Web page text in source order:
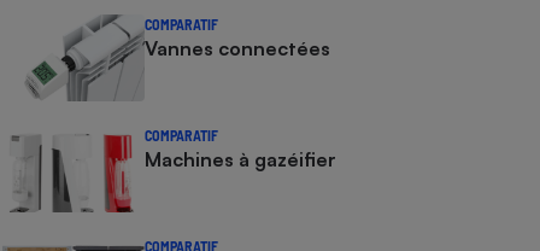
COMPARATIF
Vannes connectées
COMPARATIF
Machines à gazéifier
COMPARATIF